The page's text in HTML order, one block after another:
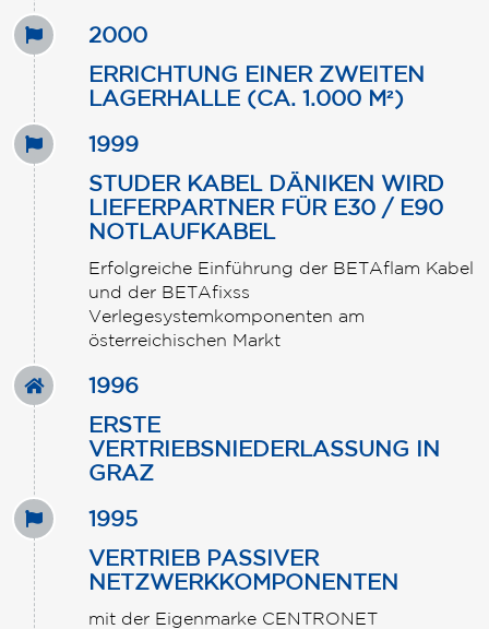
2000
ERRICHTUNG EINER ZWEITEN
LAGERHALLE (CA. 1.000 M²)
1999
STUDER KABEL DÄNIKEN WIRD
LIEFERPARTNER FÜR E30 / E90
NOTLAUFKABEL
Erfolgreiche Einführung der BETAflam Kabel
und der BETAfixss
Verlegesystemkomponenten am
österreichischen Markt
1996
ERSTE
VERTRIEBSNIEDERLASSUNG IN
GRAZ
1995
VERTRIEB PASSIVER
NETZWERKKOMPONENTEN
mit der Eigenmarke CENTRONET